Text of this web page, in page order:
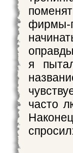
фирмы-
я
часто